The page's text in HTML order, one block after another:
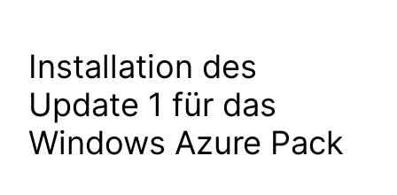
Installation des
Update 1 für das
Windows Azure Pack